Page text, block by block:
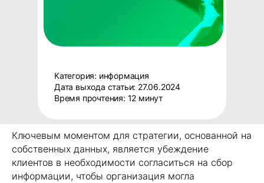
Категория: информация
Дата выхода статьи: 27.06.2024
Время прочтения: 12 минут
Ключевым моментом для стратегии, основанной на
собственных данных, является убеждение
клиентов в необходимости согласиться на сбор
информации, чтобы организация могла